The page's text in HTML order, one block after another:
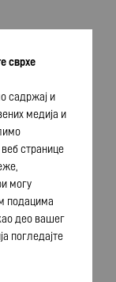
сврхе
садржај и
медија и
странице
могу
подацима
део вашег
погледајте